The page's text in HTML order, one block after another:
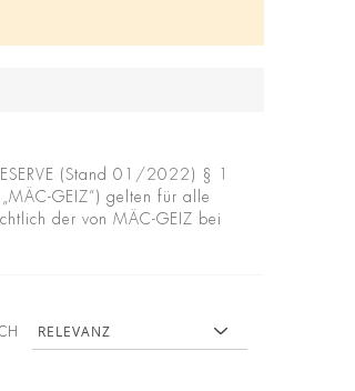
(Stand 01/2022) § 1
GEIZ“) gelten für alle
der von MÄC-GEIZ bei